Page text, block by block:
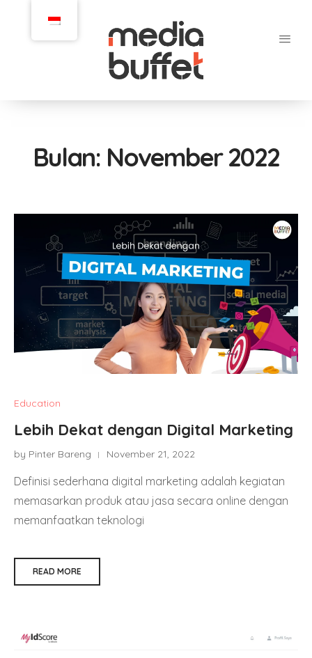
Bulan: November 2022
Education
Lebih Dekat dengan Digital Marketing
by Pinter Bareng November 21, 2022
Definisi sederhana digital marketing adalah kegiatan
memasarkan produk atau jasa secara online dengan
memanfaatkan teknologi
READ MORE